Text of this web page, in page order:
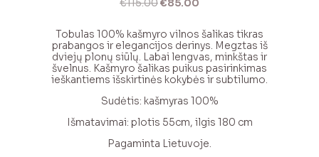
€115.00.€85.00.
Tobulas 100% kašmyro vilnos šalikas tikras
prabangos ir elegancijos derinys. Megztas iš
dviejų plonų siūlų. Labai lengvas, minkštas ir
švelnus. Kašmyro šalikas puikus pasirinkimas
ieškantiems išskirtinės kokybės ir subtilumo.
Sudėtis: kašmyras 100%
Išmatavimai: plotis 55cm, ilgis 180 cm
Pagaminta Lietuvoje.